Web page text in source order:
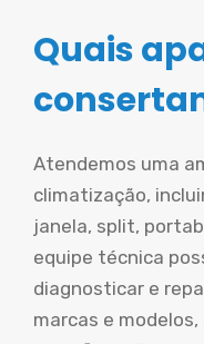
Quais
Atendemos uma
climatização,
janela, split,
equipe técnica
diagnosticar e
marcas e